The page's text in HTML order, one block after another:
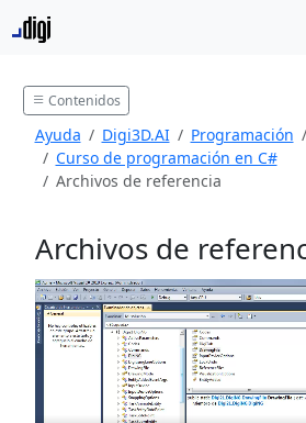
Contenidos
Ayuda Digi3D.AI Programación
Curso de programación en C#
Archivos de referencia
Archivos de